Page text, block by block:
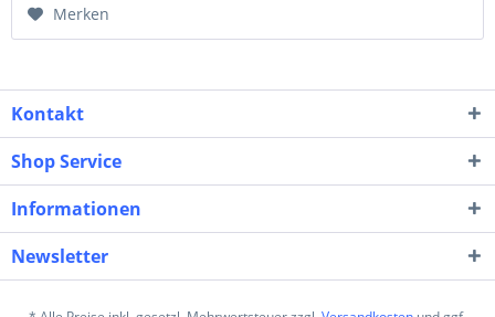
Merken
Kontakt
Shop Service
Informationen
Newsletter